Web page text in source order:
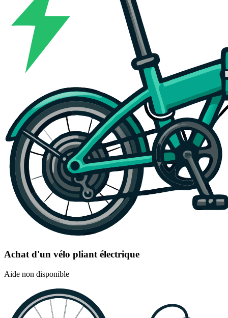
Achat d'un vélo pliant électrique
Aide non disponible